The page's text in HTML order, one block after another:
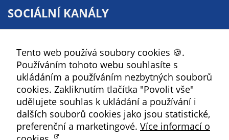
SOCIÁLNÍ KANÁLY
YouTube
Instagram
RSS
Kbely
Tento web používá soubory cookies 🍪.
Používáním tohoto webu souhlasíte s
ukládáním a používáním nezbytných souborů
cookies. Zakliknutím tlačítka "Povolit vše"
udělujete souhlas k ukládání a používání i
dalších souborů cookies jako jsou statistické,
preferenční a marketingové. Více informací o